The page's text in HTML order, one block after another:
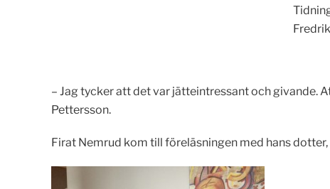
– Jag tycker att det var jätteintressant och givande.
Pettersson.
Firat Nemrud kom till föreläsningen med hans